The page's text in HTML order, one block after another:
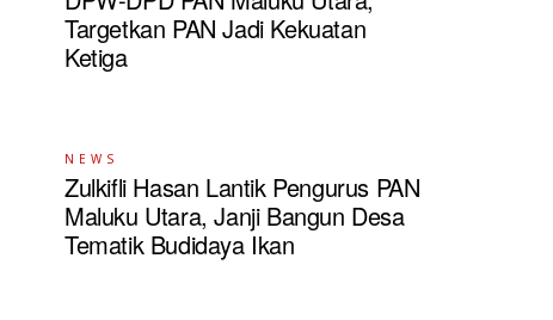
Targetkan PAN Jadi Kekuatan
Ketiga
NEWS
Zulkifli Hasan Lantik Pengurus PAN
Maluku Utara, Janji Bangun Desa
Tematik Budidaya Ikan